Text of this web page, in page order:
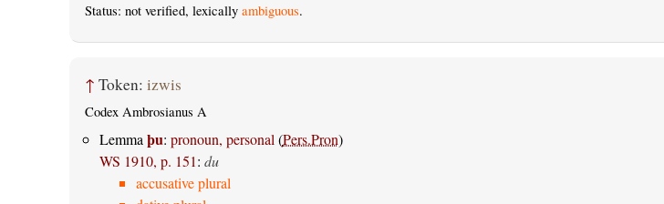
Status: not verified, lexically ambiguous.
↑ Token: izwis
Codex Ambrosianus A
Lemma þu: pronoun, personal (Pers.Pron)
WS 1910, p. 151: du
accusative plural